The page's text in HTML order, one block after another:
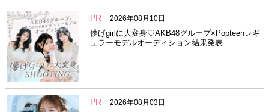
PR 2026年08月10日
儚げgirlに大変身♡AKB48グループ×Popteenレギ
ュラーモデルオーディション結果発表
PR 2026年08月03日